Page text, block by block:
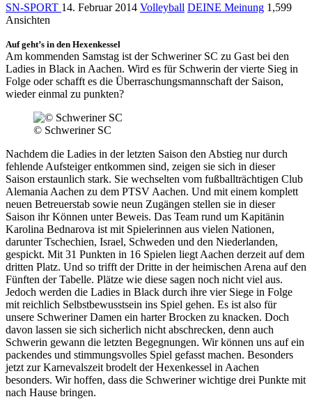
SN-SPORT 14. Februar 2014 Volleyball DEINE Meinung 1,599
Ansichten
Auf geht’s in den Hexenkessel
Am kommenden Samstag ist der Schweriner SC zu Gast bei den
Ladies in Black in Aachen. Wird es für Schwerin der vierte Sieg in
Folge oder schafft es die Überraschungsmannschaft der Saison,
wieder einmal zu punkten?
© Schweriner SC
Nachdem die Ladies in der letzten Saison den Abstieg nur durch
fehlende Aufsteiger entkommen sind, zeigen sie sich in dieser
Saison erstaunlich stark. Sie wechselten vom fußballträchtigen Club
Alemania Aachen zu dem PTSV Aachen. Und mit einem komplett
neuen Betreuerstab sowie neun Zugängen stellen sie in dieser
Saison ihr Können unter Beweis. Das Team rund um Kapitänin
Karolina Bednarova ist mit Spielerinnen aus vielen Nationen,
darunter Tschechien, Israel, Schweden und den Niederlanden,
gespickt. Mit 31 Punkten in 16 Spielen liegt Aachen derzeit auf dem
dritten Platz. Und so trifft der Dritte in der heimischen Arena auf den
Fünften der Tabelle. Plätze wie diese sagen noch nicht viel aus.
Jedoch werden die Ladies in Black durch ihre vier Siege in Folge
mit reichlich Selbstbewusstsein ins Spiel gehen. Es ist also für
unsere Schweriner Damen ein harter Brocken zu knacken. Doch
davon lassen sie sich sicherlich nicht abschrecken, denn auch
Schwerin gewann die letzten Begegnungen. Wir können uns auf ein
packendes und stimmungsvolles Spiel gefasst machen. Besonders
jetzt zur Karnevalszeit brodelt der Hexenkessel in Aachen
besonders. Wir hoffen, dass die Schweriner wichtige drei Punkte mit
nach Hause bringen.